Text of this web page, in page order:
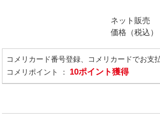
ネット販売
価格（税込）
コメリカード番号登録、コメリカードでお支
コメリポイント ： 10ポイント獲得